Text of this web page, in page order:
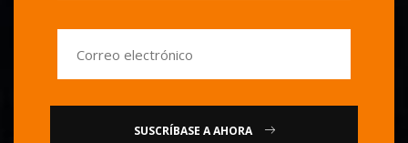
SUSCRÍBASE A AHORA